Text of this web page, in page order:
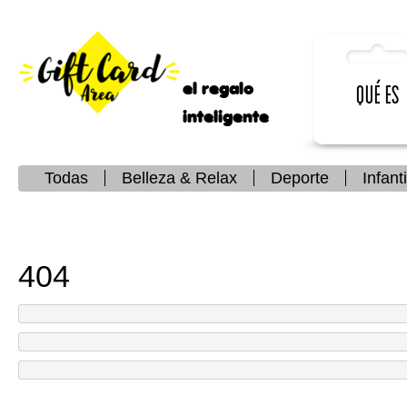
el regalo
inteligente
Qué es
Todas Belleza & Relax Deporte
404